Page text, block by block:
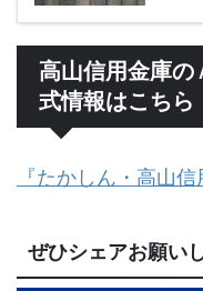
高山信用金庫の
式情報はこちら
『たかしん・高山
ぜひシェアお願い